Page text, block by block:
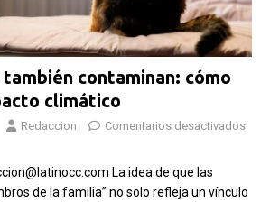
contaminan: cómo
climático
Redaccion Comentarios desactivados
La idea de que las
de la familia” no solo refleja un vínculo